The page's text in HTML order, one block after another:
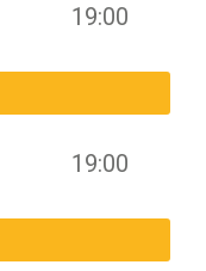
19:00
19:00